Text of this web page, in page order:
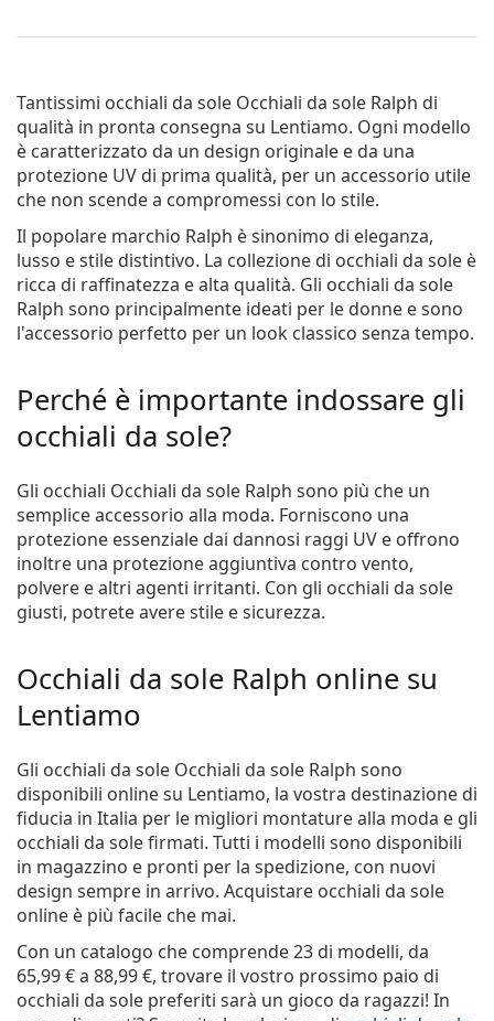
Tantissimi occhiali da sole Occhiali da sole Ralph di
qualità in pronta consegna su Lentiamo. Ogni modello
è caratterizzato da un design originale e da una
protezione UV di prima qualità, per un accessorio utile
che non scende a compromessi con lo stile.
Il popolare marchio Ralph è sinonimo di eleganza,
lusso e stile distintivo. La collezione di occhiali da sole è
ricca di raffinatezza e alta qualità. Gli occhiali da sole
Ralph sono principalmente ideati per le donne e sono
l'accessorio perfetto per un look classico senza tempo.
Perché è importante indossare gli
occhiali da sole?
Gli occhiali Occhiali da sole Ralph sono più che un
semplice accessorio alla moda. Forniscono una
protezione essenziale dai dannosi raggi UV e offrono
inoltre una protezione aggiuntiva contro vento,
polvere e altri agenti irritanti. Con gli occhiali da sole
giusti, potrete avere stile e sicurezza.
Occhiali da sole Ralph online su
Lentiamo
Gli occhiali da sole Occhiali da sole Ralph sono
disponibili online su Lentiamo, la vostra destinazione di
fiducia in Italia per le migliori montature alla moda e gli
occhiali da sole firmati. Tutti i modelli sono disponibili
in magazzino e pronti per la spedizione, con nuovi
design sempre in arrivo. Acquistare occhiali da sole
online è più facile che mai.
Con un catalogo che comprende 23 di modelli, da
65,99 €a 88,99 €, trovare il vostro prossimo paio di
occhiali da sole preferiti sarà un gioco da ragazzi! In